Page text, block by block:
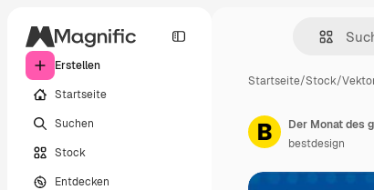
Erstellen
Startseite
Suchen
Stock
Entdecken
Startseite/Stock/
Der Monat des
bestdesign